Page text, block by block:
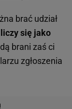
brać udział
się jako
brani zaś ci
zgłoszenia